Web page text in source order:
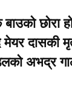
छोरा
दासकी
अभद्र